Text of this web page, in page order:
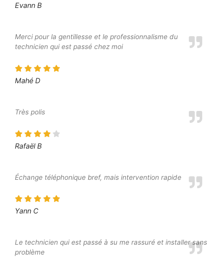
Evann B
Merci pour la gentillesse et le professionnalisme du
technicien qui est passé chez moi
Mahé D
Très polis
Rafaël B
Échange téléphonique bref, mais intervention rapide
Yann C
Le technicien qui est passé à su me rassuré et installer sans
problème